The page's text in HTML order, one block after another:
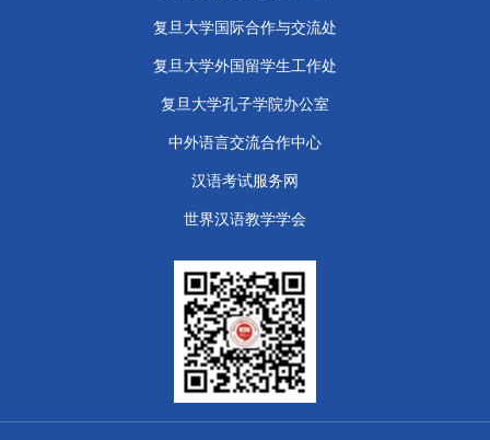
复旦大学国际合作与交流处
复旦大学外国留学生工作处
​复旦大学孔子学院办公室
中外语言交流合作中心
汉语考试服务网
世界汉语教学学会